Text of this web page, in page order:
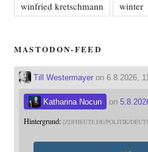
winfried kretschmann winter
MASTODON-FEED
Till Westermayeron 6.8.2026,
Katharina Nocun on
Hintergrund: ZDFHEUTE.DE/POLITIK/